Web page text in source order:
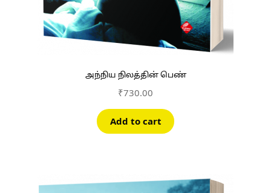
அந்நிய நிலத்தின் பெண்
₹730.00
Add to cart